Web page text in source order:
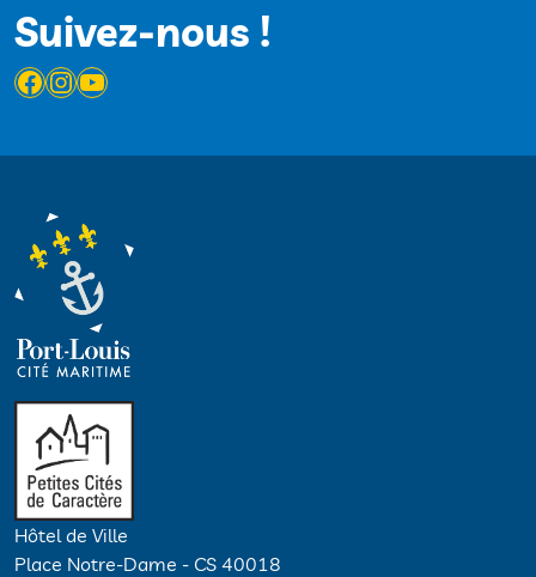
Suivez-nous !
Facebook
Instagram
YouTube
Hôtel de Ville
Place Notre-Dame - CS 40018